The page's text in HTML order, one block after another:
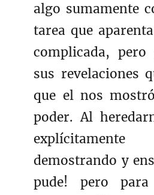
algo sumamente
tarea que
complicada,
sus revelaciones
que el nos
poder. Al
demostrando y
pude! pero